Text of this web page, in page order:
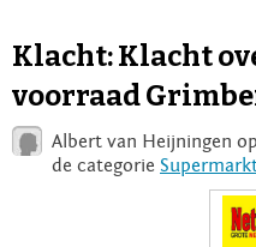
Voor Bedrijven
Login
Klacht: Klacht
voorraad
Albert van Heijningen
de categorie